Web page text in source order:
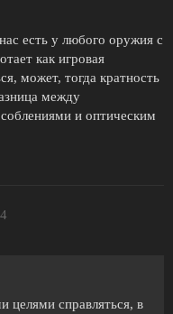
есть у любого оружия с
как игровая
может, тогда кратность
между
и оптическим
справляться, в